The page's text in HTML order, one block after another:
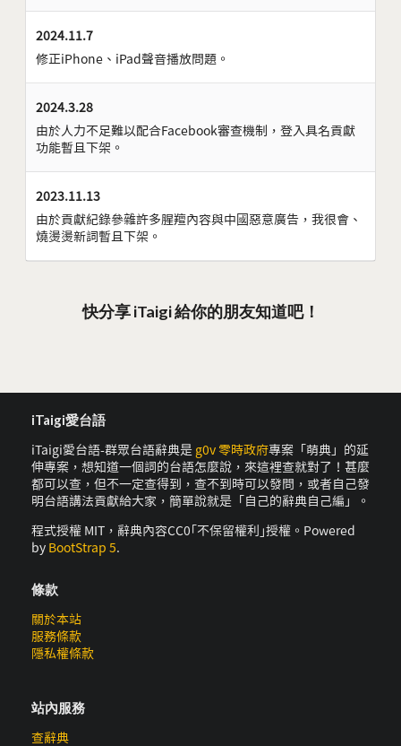
2024.11.7
修正iPhone、iPad聲音播放問題。
2024.3.28
由於人力不足難以配合Facebook審查機制，登入具名貢獻
功能暫且下架。
2023.11.13
由於貢獻紀錄參雜許多腥羶內容與中國惡意廣告，我很會、
燒燙燙新詞暫且下架。
快分享 iTaigi 給你的朋友知道吧！
iTaigi愛台語
iTaigi愛台語-群眾台語辭典是 g0v 零時政府專案「萌典」的延
伸專案，想知道一個詞的台語怎麼說，來這裡查就對了！甚麼
都可以查，但不一定查得到，查不到時可以發問，或者自己發
明台語講法貢獻給大家，簡單說就是「自己的辭典自己編」。
程式授權 MIT，辭典內容CC0｢不保留權利｣授權。Powered
by BootStrap 5.
條款
關於本站
服務條款
隱私權條款
站內服務
查辭典